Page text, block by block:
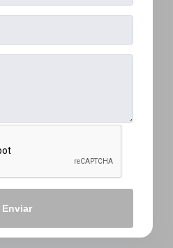
Enviar